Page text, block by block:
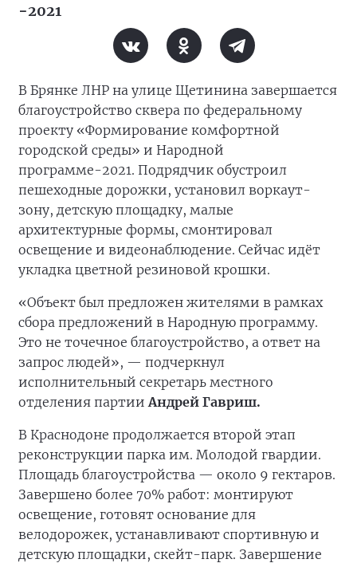
−2021
В Брянке ЛНР на улице Щетинина завершается
благоустройство сквера по федеральному
проекту «Формирование комфортной
городской среды» и Народной
программе-2021. Подрядчик обустроил
пешеходные дорожки, установил воркаут-
зону, детскую площадку, малые
архитектурные формы, смонтировал
освещение и видеонаблюдение. Сейчас идёт
укладка цветной резиновой крошки.
«Объект был предложен жителями в рамках
сбора предложений в Народную программу.
Это не точечное благоустройство, а ответ на
запрос людей», — подчеркнул
исполнительный секретарь местного
отделения партииАндрей Гавриш.
В Краснодоне продолжается второй этап
реконструкции парка им. Молодой гвардии.
Площадь благоустройства — около 9 гектаров.
Завершено более 70% работ: монтируют
освещение, готовят основание для
велодорожек, устанавливают спортивную и
детскую площадки, скейт-парк. Завершение